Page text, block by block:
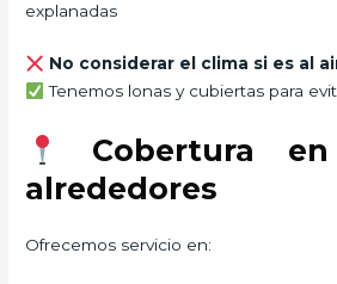
explanadas
No considerar el clima si es al
Tenemos lonas y cubiertas para
Cobertura
alrededores
Ofrecemos servicio en: